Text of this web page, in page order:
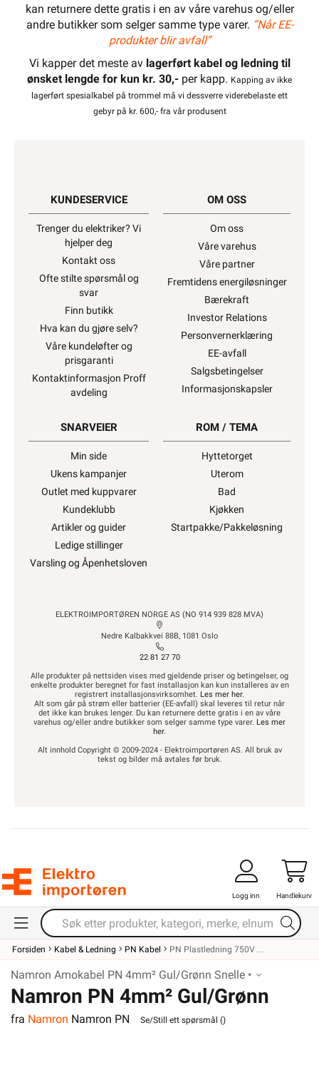
kan returnere dette gratis i en av våre varehus og/eller
andre butikker som selger samme type varer. “Når EE-
produkter blir avfall”
Vi kapper det meste av lagerført kabel og ledning til
ønsket lengde for kun kr. 30,- per kapp. Kapping av ikke
lagerført spesialkabel på trommel må vi dessverre viderebelaste ett
gebyr på kr. 600,- fra vår produsent
KUNDESERVICE
Trenger du elektriker? Vi
hjelper deg
Kontakt oss
Ofte stilte spørsmål og
svar
Finn butikk
Hva kan du gjøre selv?
Våre kundeløfter og
prisgaranti
Kontaktinformasjon Proff
avdeling
OM OSS
Om oss
Våre varehus
Våre partner
Fremtidens energiløsninger
Bærekraft
Investor Relations
Personvernerklæring
EE-avfall
Salgsbetingelser
Informasjonskapsler
SNARVEIER
Min side
Ukens kampanjer
Outlet med kuppvarer
Kundeklubb
Artikler og guider
Ledige stillinger
Varsling og Åpenhetsloven
ROM / TEMA
Hyttetorget
Uterom
Bad
Kjøkken
Startpakke/Pakkeløsning
ELEKTROIMPORTØREN NORGE AS (NO 914 939 828 MVA)
Nedre Kalbakkvei 88B, 1081 Oslo
22 81 27 70
Alle produkter på nettsiden vises med gjeldende priser og betingelser, og
enkelte produkter beregnet for fast installasjon kan kun installeres av en
registrert installasjonsvirksomhet. Les mer her.
Alt som går på strøm eller batterier (EE-avfall) skal leveres til retur når
det ikke kan brukes lenger. Du kan returnere dette gratis i en av våre
varehus og/eller andre butikker som selger samme type varer. Les mer
her.
Alt innhold Copyright © 2009-2024 - Elektroimportøren AS. All bruk av
tekst og bilder må avtales før bruk.
Logg inn Handlekurv
Forsiden Kabel & Ledning PN Kabel PN Plastledning 750V
Namron Amokabel PN 4mm² Gul/Grønn Snelle •
Namron PN 4mm² Gul/Grønn
Snelle
fra Namron Namron PN Se/Still ett spørsmål ()